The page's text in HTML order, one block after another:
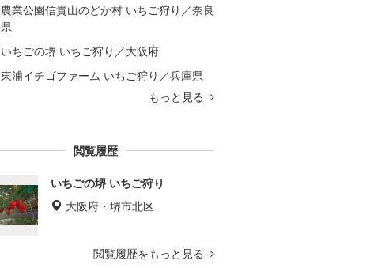
農業公園信貴山のどか村 いちご狩り／奈良
県
いちごの堺 いちご狩り／大阪府
東浦イチゴファーム いちご狩り／兵庫県
もっと見る
閲覧履歴
いちごの堺 いちご狩り
大阪府・堺市北区
閲覧履歴をもっと見る